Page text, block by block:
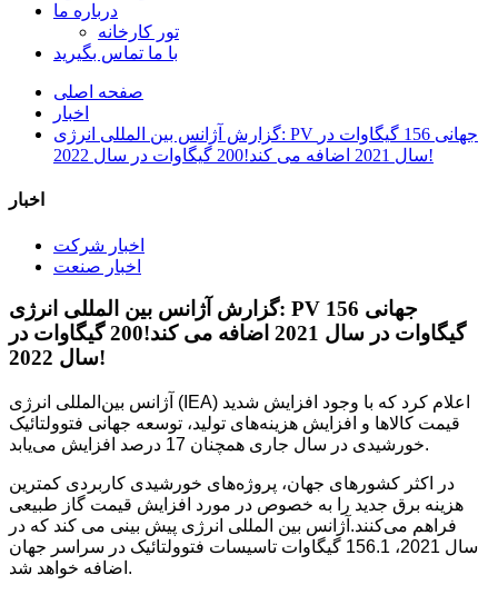
درباره ما
تور کارخانه
با ما تماس بگیرید
صفحه اصلی
اخبار
گزارش آژانس بین المللی انرژی: PV جهانی 156 گیگاوات در
سال 2021 اضافه می کند!200 گیگاوات در سال 2022!
اخبار
اخبار شرکت
اخبار صنعت
گزارش آژانس بین المللی انرژی: PV جهانی 156
گیگاوات در سال 2021 اضافه می کند!200 گیگاوات در
سال 2022!
آژانس بین‌المللی انرژی (IEA) اعلام کرد که با وجود افزایش شدید
قیمت کالاها و افزایش هزینه‌های تولید، توسعه جهانی فتوولتائیک
خورشیدی در سال جاری همچنان 17 درصد افزایش می‌یابد.
در اکثر کشورهای جهان، پروژه‌های خورشیدی کاربردی کمترین
هزینه برق جدید را به خصوص در مورد افزایش قیمت گاز طبیعی
فراهم می‌کنند.آژانس بین المللی انرژی پیش بینی می کند که در
سال 2021، 156.1 گیگاوات تاسیسات فتوولتائیک در سراسر جهان
اضافه خواهد شد.